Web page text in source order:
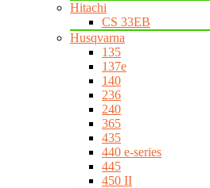
Hitachi
CS 33EB
Husqvarna
135
137e
140
236
240
365
435
440 e-series
445
450 II